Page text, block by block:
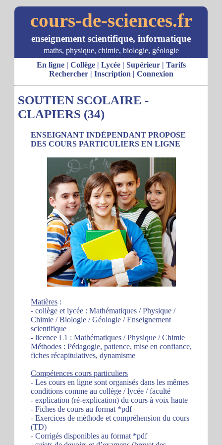
cours-de-sciences.fr
enseignement scientifique, informatique
maths, physique, chimie, biologie, géologie
En ligne| Collège| Lycée| Supérieur| Tarifs
Rechercher| Inscription | Connexion
SOUTIEN SCOLAIRE -
CLAPIERS (34)
ENSEIGNANT INDÉPENDANT PROPOSE
DES COURS PARTICULIERS EN LIGNE
Matières :
- collège et lycée : Mathématiques / Physique /
Chimie / Biologie / Géologie / Enseignement
scientifique
- licence L1 : Mathématiques / Physique / Chimie
Méthodes : Pédagogie, patience, mise en confiance,
fiches récapitulatives, dynamisme
Compétences cours particuliers
- Les cours en ligne sont organisés dans les mêmes
conditions comme au collège / lycée / faculté
- explication (ré-explication) du cours à voix haute
- Fiches de cours au format *pdf
- Exercices de méthode et compréhension du cours
(TD)
- Corrigés disponibles au format *pdf